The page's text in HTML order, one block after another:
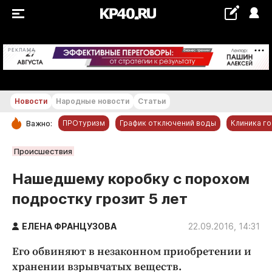
РЕКЛАМА +19...+20 °С
РУБРИКИ
Новости компаний
Статьи
Народные новости
Авто и транспорт
Благоустройство
Новости Народные новости Статьи
Важно: ПРОтуризм График отключений воды Клиника
Происшествия
Нашедшему коробку с порохом
подростку грозит 5 лет
ЕЛЕНА ФРАНЦУЗОВА 22.09.2016, 14:31
Его обвиняют в незаконном приобретении и
хранении взрывчатых веществ.